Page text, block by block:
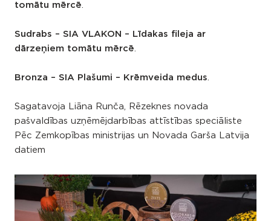
tomātu mērcē.
Sudrabs – SIA VLAKON – Līdakas fileja ar
dārzeņiem tomātu mērcē.
Bronza – SIA Plašumi – Krēmveida medus.
Sagatavoja Liāna Runča, Rēzeknes novada
pašvaldības uzņēmējdarbības attīstības speciāliste
Pēc Zemkopības ministrijas un Novada Garša Latvija
datiem